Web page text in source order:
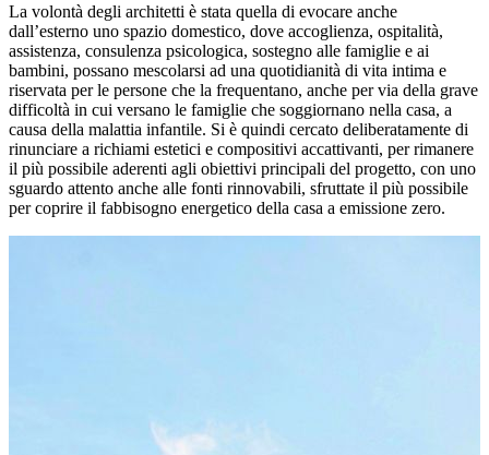
La volontà degli architetti è stata quella di evocare anche
dall’esterno uno spazio domestico, dove accoglienza, ospitalità,
assistenza, consulenza psicologica, sostegno alle famiglie e ai
bambini, possano mescolarsi ad una quotidianità di vita intima e
riservata per le persone che la frequentano, anche per via della grave
difficoltà in cui versano le famiglie che soggiornano nella casa, a
causa della malattia infantile. Si è quindi cercato deliberatamente di
rinunciare a richiami estetici e compositivi accattivanti, per rimanere
il più possibile aderenti agli obiettivi principali del progetto, con uno
sguardo attento anche alle fonti rinnovabili, sfruttate il più possibile
per coprire il fabbisogno energetico della casa a emissione zero.